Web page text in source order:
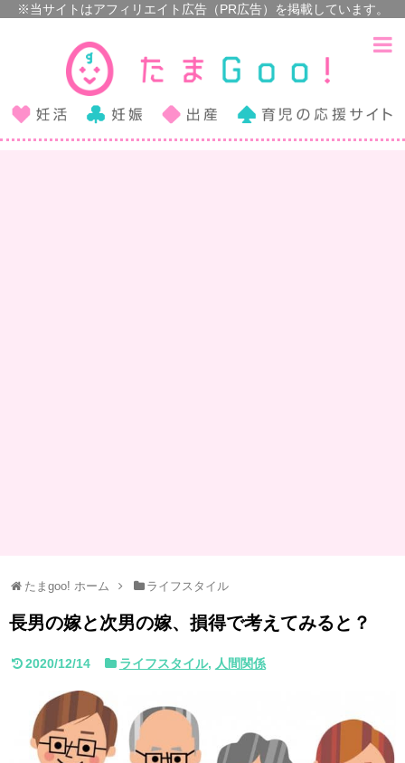
たまgoo! ホーム ライフスタイル
長男の嫁と次男の嫁、損得で考えてみると？
2020/12/14 ライフスタイル, 人間関係